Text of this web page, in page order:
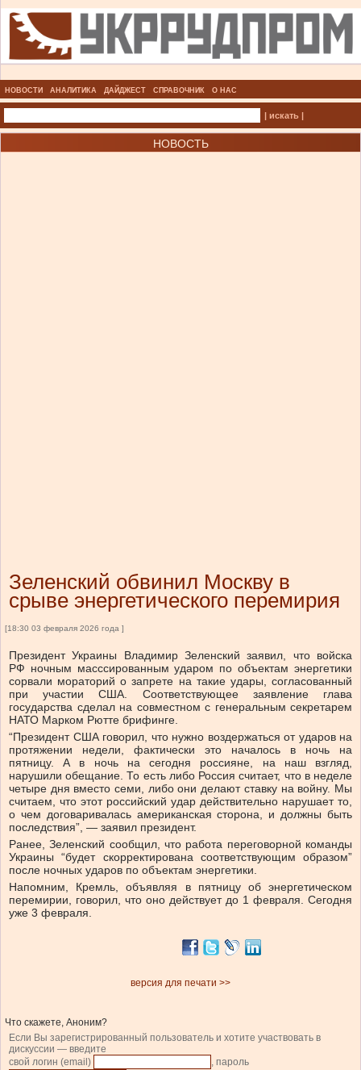
НОВОСТИ АНАЛИТИКА ДАЙДЖЕСТ СПРАВОЧНИК О НАС
| искать |
НОВОСТЬ
Зеленский обвинил Москву в
срыве энергетического перемирия
[18:30 03 февраля 2026 года ]
Президент Украины Владимир Зеленский заявил, что войска
РФ ночным масссированным ударом по объектам энергетики
сорвали мораторий о запрете на такие удары, согласованный
при участии США. Соответствующее заявление глава
государства сделал на совместном с генеральным секретарем
НАТО Марком Рютте брифинге.
“Президент США говорил, что нужно воздержаться от ударов на
протяжении недели, фактически это началось в ночь на
пятницу. А в ночь на сегодня россияне, на наш взгляд,
нарушили обещание. То есть либо Россия считает, что в неделе
четыре дня вместо семи, либо они делают ставку на войну. Мы
считаем, что этот российский удар действительно нарушает то,
о чем договаривалась американская сторона, и должны быть
последствия”, — заявил президент.
Ранее, Зеленский сообщил, что работа переговорной команды
Украины “будет скорректирована соответствующим образом”
после ночных ударов по объектам энергетики.
Напомним, Кремль, объявляя в пятницу об энергетическом
перемирии, говорил, что оно действует до 1 февраля. Сегодня
уже 3 февраля.
версия для печати >>
Что скажете, Аноним?
Если Вы зарегистрированный пользователь и хотите участвовать в
дискуссии — введите
свой логин (email)
, пароль